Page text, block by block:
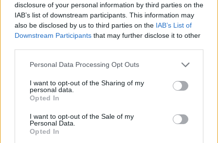
disclosure of your personal information by third parties on the
IAB’s list of downstream participants. This information may
also be disclosed by us to third parties on the IAB’s List of
Downstream Participants that may further disclose it to other
Personal Data Processing Opt Outs
I want to opt-out of the Sharing of my
personal data.
Opted In
I want to opt-out of the Sale of my
Personal Data.
Opted In
elutasították, miután a felperes visszavonta a
vádakat, amelyek szerint a vállalat megsértette
több millió prémium ügyfél magánszféráját azzal,
Banking Technology 2026Agentic AI, fintech harc és
digitális bankolás - Technológiai és üzleti deep dive banki
topvezetőkkel! November 10-én jön a Portfolio Banking
Technology, regisztráció és részletek itt!Információ és
jelentkezésAlessandro De La Torre felperes csütörtökön,
mindössze kilenc nappal a kereset benyújtása után,